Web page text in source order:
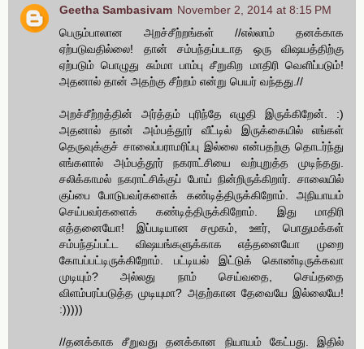
Geetha Sambasivam November 2, 2014 at 8:15 PM
பெரும்பாலான அறச்சீற்றங்கள் //எல்லாம் தனக்காக
ஏற்படுவதில்லை! தான் சம்பந்தப்படாத ஒரு விஷயத்திற்கு
ஏற்படும் பொழுது சும்மா பாம்பு சீறுகிற மாதிரி வெளிப்படும்!
அதனால் தான் அதற்கு சீற்றம் என்று பெயர் வந்தது.//
அறச்சீற்றத்தின் அர்த்தம் புரிந்தே எழுதி இருக்கிறேன். :)
அதனால் தான் அம்பத்தூர் வீட்டில் இருக்கையில் எங்கள்
தெருவுக்குச் சாலைப்பராமரிப்பு இல்லை என்பதற்கு தொடர்ந்து
எங்களால் அம்பத்தூர் நகராட்சியை வற்புறுத்த முடிந்தது.
சலிக்காமல் நகராட்சிக்குப் போய் நின்றிருக்கிறார். சாலையில்
குப்பை போடுபவர்களைக் கண்டித்திருக்கிறோம். அநியாயம்
செய்பவர்களைக் கண்டித்திருக்கிறோம். இது மாதிரி
எத்தனையோ! இப்படியான சமூகம், ஊர், பொதுமக்கள்
சம்பந்தப்பட்ட விஷயங்களுக்காக எத்தனையோ முறை
கோபப்பட்டிருக்கிறோம். பட்டியல் இட்டுக் கொண்டிருக்கவா
முடியும்? அல்லது நாம் செய்வதை, செய்ததை
விளம்பரப்படுத்த முடியுமா? அதற்கான தேவையே இல்லையே!
:)))))
//தனக்காக சீறுவது தனக்கான நியாயம் கேட்பது. இதில்